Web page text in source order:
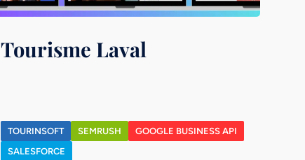
Tourisme Laval
TOURINSOFT SEMRUSH
GOOGLE BUSINESS API
SALESFORCE